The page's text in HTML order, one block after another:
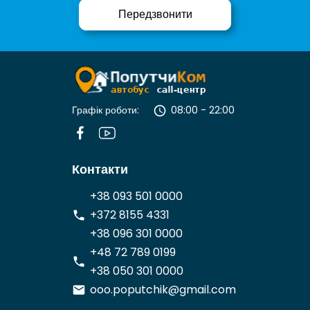
Графік роботи: 08:00 - 22:00
Контакти
+38 093 501 0000
+372 8155 4331
+38 096 301 0000
+48 72 789 0199
+38 050 301 0000
ooo.poputchik@gmail.com